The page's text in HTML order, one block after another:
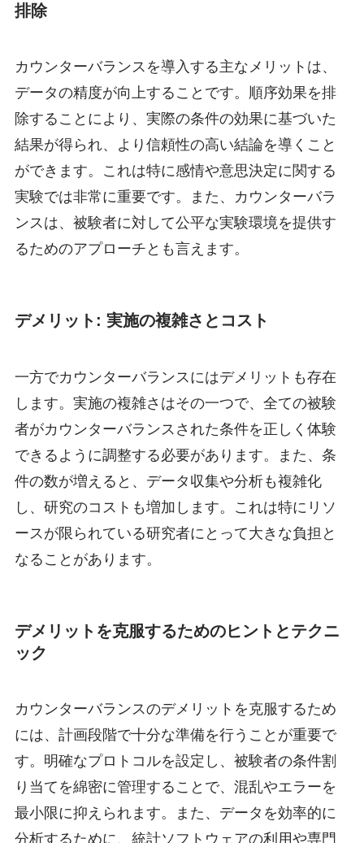
排除
カウンターバランスを導入する主なメリットは、
データの精度が向上することです。順序効果を排
除することにより、実際の条件の効果に基づいた
結果が得られ、より信頼性の高い結論を導くこと
ができます。これは特に感情や意思決定に関する
実験では非常に重要です。また、カウンターバラ
ンスは、被験者に対して公平な実験環境を提供す
るためのアプローチとも言えます。
デメリット: 実施の複雑さとコスト
一方でカウンターバランスにはデメリットも存在
します。実施の複雑さはその一つで、全ての被験
者がカウンターバランスされた条件を正しく体験
できるように調整する必要があります。また、条
件の数が増えると、データ収集や分析も複雑化
し、研究のコストも増加します。これは特にリソ
ースが限られている研究者にとって大きな負担と
なることがあります。
デメリットを克服するためのヒントとテクニ
ック
カウンターバランスのデメリットを克服するため
には、計画段階で十分な準備を行うことが重要で
す。明確なプロトコルを設定し、被験者の条件割
り当てを綿密に管理することで、混乱やエラーを
最小限に抑えられます。また、データを効率的に
分析するために、統計ソフトウェアの利用や専門